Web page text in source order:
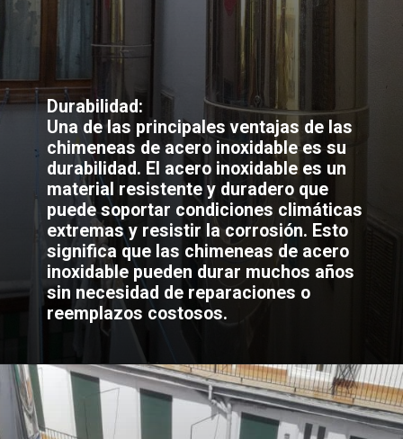
Durabilidad:
Una de las principales ventajas de las
chimeneas de acero inoxidable es su
durabilidad. El acero inoxidable es un
material resistente y duradero que
puede soportar condiciones climáticas
extremas y resistir la corrosión. Esto
significa que las chimeneas de acero
inoxidable pueden durar muchos años
sin necesidad de reparaciones o
reemplazos costosos.